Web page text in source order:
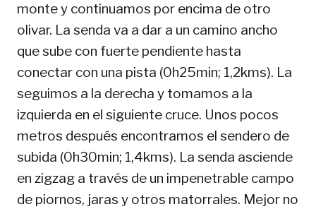
monte y continuamos por encima de otro
olivar. La senda va a dar a un camino ancho
que sube con fuerte pendiente hasta
conectar con una pista (0h25min; 1,2kms). La
seguimos a la derecha y tomamos a la
izquierda en el siguiente cruce. Unos pocos
metros después encontramos el sendero de
subida (0h30min; 1,4kms). La senda asciende
en zigzag a través de un impenetrable campo
de piornos, jaras y otros matorrales. Mejor no